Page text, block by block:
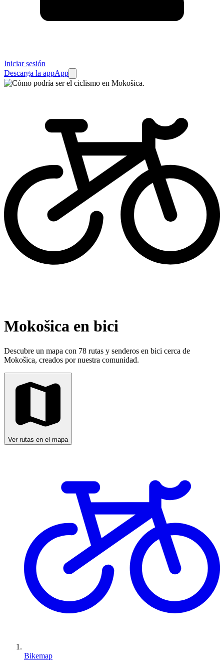
Iniciar sesión
Descarga la appApp
Mokošica en bici
Descubre un mapa con 78 rutas y senderos en bici cerca de
Mokošica, creados por nuestra comunidad.
Ver rutas en el mapa
Bikemap